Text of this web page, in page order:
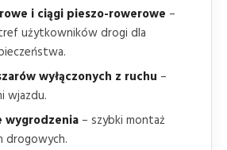
i ciągi pieszo-rowerowe –
użytkowników drogi dla
wyłączonych z ruchu –
wjazdu.
wygrodzenia – szybki montaż
drogowych.